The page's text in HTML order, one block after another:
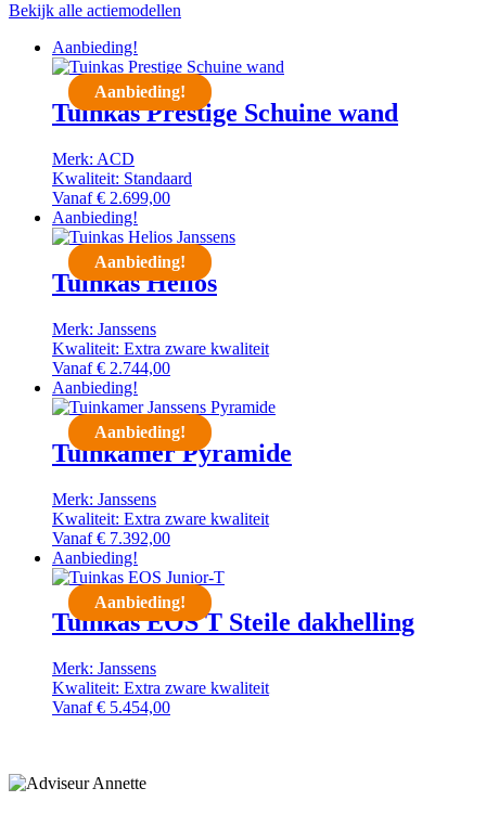
Bekijk alle actiemodellen
Aanbieding!
Aanbieding!
Tuinkas Prestige Schuine wand
Merk: ACD
Kwaliteit: Standaard
Vanaf€ 2.699,00
Aanbieding!
Aanbieding!
Tuinkas Helios
Merk: Janssens
Kwaliteit: Extra zware kwaliteit
Vanaf€ 2.744,00
Aanbieding!
Aanbieding!
Tuinkamer Pyramide
Merk: Janssens
Kwaliteit: Extra zware kwaliteit
Vanaf€ 7.392,00
Aanbieding!
Aanbieding!
Tuinkas EOS T Steile dakhelling
Merk: Janssens
Kwaliteit: Extra zware kwaliteit
Vanaf€ 5.454,00